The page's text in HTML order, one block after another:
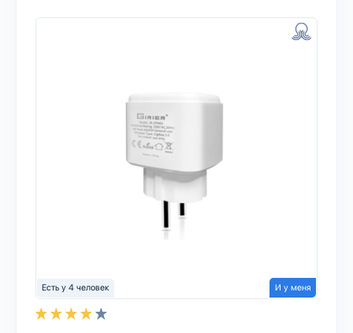
Есть у 4 человек И у меня